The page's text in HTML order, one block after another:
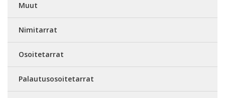
Muut
Nimitarrat
Osoitetarrat
Palautusosoitetarrat